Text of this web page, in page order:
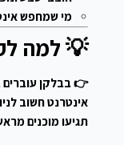
מי שמחפש
💡 למה
👉 בבלקן עוברים
אינטרנט חשוב
תגיעו מוכנים